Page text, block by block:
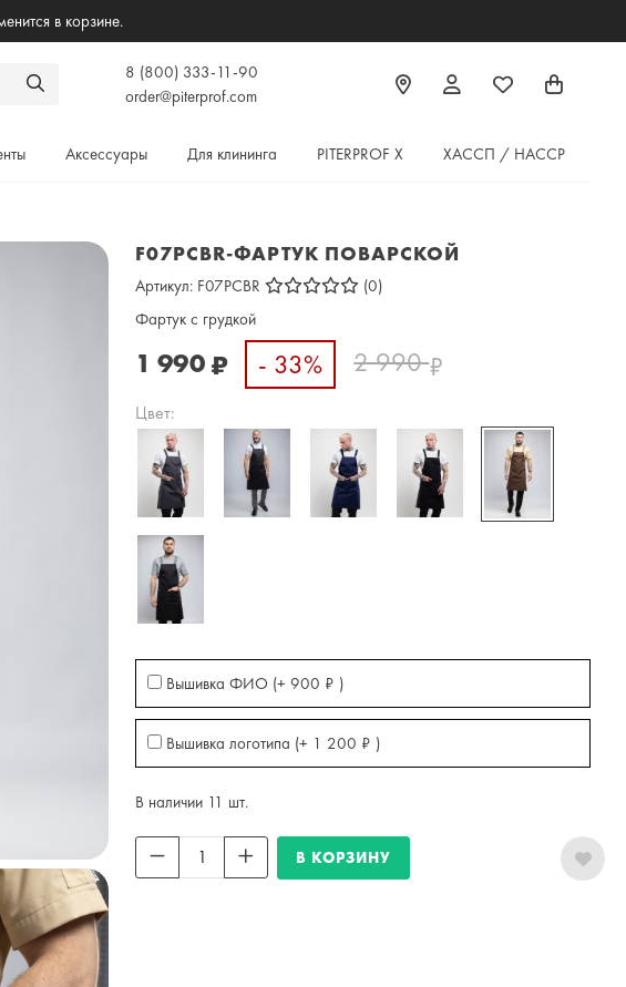
5000₽
8 (800) 333-11-90
order@piterprof.com
Аксессуары Для клининга PITERPROF X ХАССП / HACCP
F07PСBR-ФАРТУК ПОВАРСКОЙ
Артикул: F07PСBR
(0)
Фартук с грудкой
1 990₽ - 33% 2 990₽
Цвет:
Вышивка ФИО (+900 ₽ )
Вышивка логотипа (+ 1 200 ₽ )
В наличии 11 шт.
В КОРЗИНУ